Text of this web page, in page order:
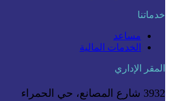
خدماتنا
مساعد
الخدمات المالية
المقر الإداري
3932 شارع المصانع، حي الحمراء